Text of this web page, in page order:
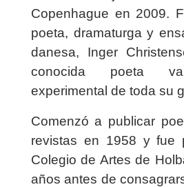
Copenhague en 2009.
poeta, dramaturga y
danesa, Inger
conocida poeta
experimental de toda su
Comenzó a publicar
revistas en 1958 y fue
Colegio de Artes de
años antes de